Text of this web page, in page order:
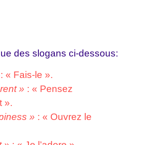
des slogans ci-dessous:
: « Fais-le ».
» : « Pensez
».
» : « Ouvrez le